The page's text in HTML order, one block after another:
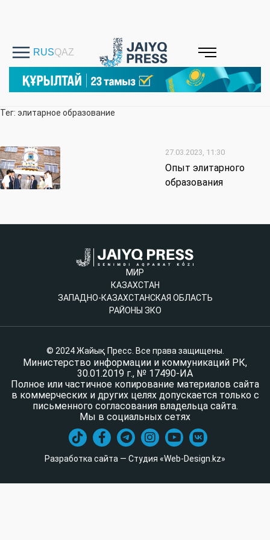
Тег: элитарное образование
27.03.2023, 11:30
Опыт элитарного
образования
МИР
КАЗАХСТАН
ЗАПАДНО-КАЗАХСТАНСКАЯ ОБЛАСТЬ
РАЙОНЫ ЗКО
© 2024 Жайық Пресс. Все права защищены.
Министерство информации и коммуникаций РК,
30.01.2019 г., № 17490-ИА
Полное или частичное копирование материалов сайта
в коммерческих и других целях допускается только с
письменного согласования владельца сайта.
Мы в социальных сетях
Разработка сайта — Студия «Web-Design.kz»